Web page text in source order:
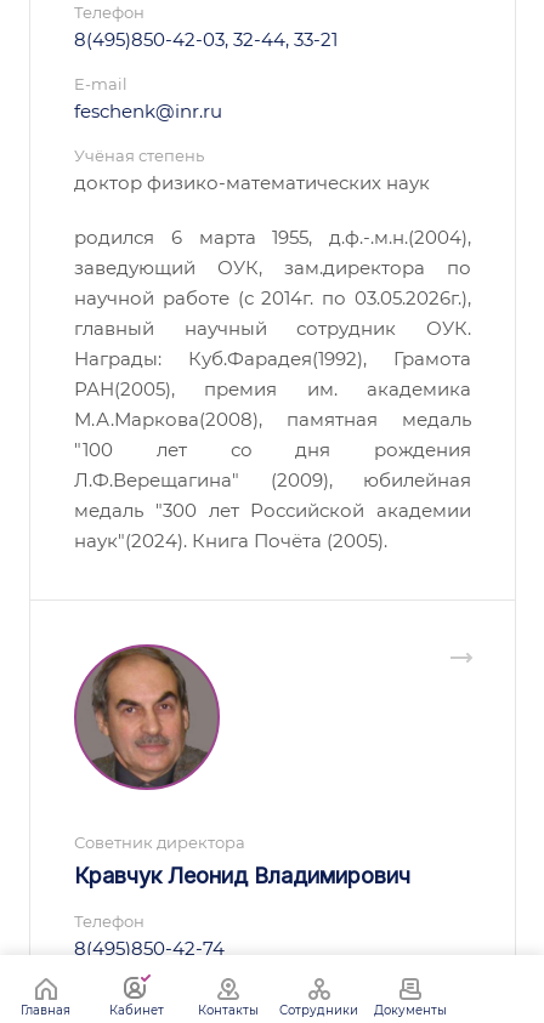
Телефон
8(495)850-42-03, 32-44, 33-21
E-mail
feschenk@inr.ru
Учёная степень
доктор физико-математических наук
родился 6 марта 1955, д.ф.-.м.н.(2004),
заведующий ОУК, зам.директора по
научной работе (с 2014г. по 03.05.2026г.),
главный научный сотрудник ОУК.
Награды: Куб.Фарадея(1992), Грамота
РАН(2005), премия им. академика
М.А.Маркова(2008), памятная медаль
"100 лет со дня рождения
Л.Ф.Верещагина" (2009), юбилейная
медаль "300 лет Российской академии
наук"(2024). Книга Почёта (2005).
Советник директора
Кравчук Леонид Владимирович
Телефон
8(495)850-42-74
E-mail
Главная Кабинет Контакты Сотрудники Документы